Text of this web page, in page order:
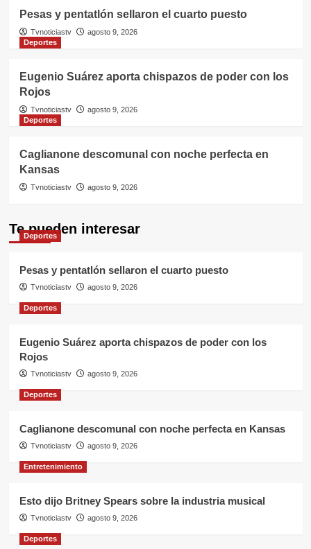
Pesas y pentatlón sellaron el cuarto puesto
Tvnoticiastv
agosto 9, 2026
Deportes
Eugenio Suárez aporta chispazos de poder con los
Rojos
Tvnoticiastv
agosto 9, 2026
Deportes
Caglianone descomunal con noche perfecta en
Kansas
Tvnoticiastv agosto 9, 2026
Te pueden interesar
Deportes
Pesas y pentatlón sellaron el cuarto puesto
Tvnoticiastv agosto 9, 2026
Deportes
Eugenio Suárez aporta chispazos de poder con los
Rojos
Tvnoticiastv agosto 9, 2026
Deportes
Caglianone descomunal con noche perfecta en Kansas
Tvnoticiastv agosto 9, 2026
Entretenimiento
Esto dijo Britney Spears sobre la industria musical
Tvnoticiastv agosto 9, 2026
Deportes